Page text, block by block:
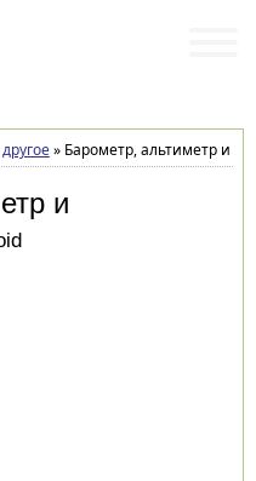
другое»Барометр, альтиметр и
и